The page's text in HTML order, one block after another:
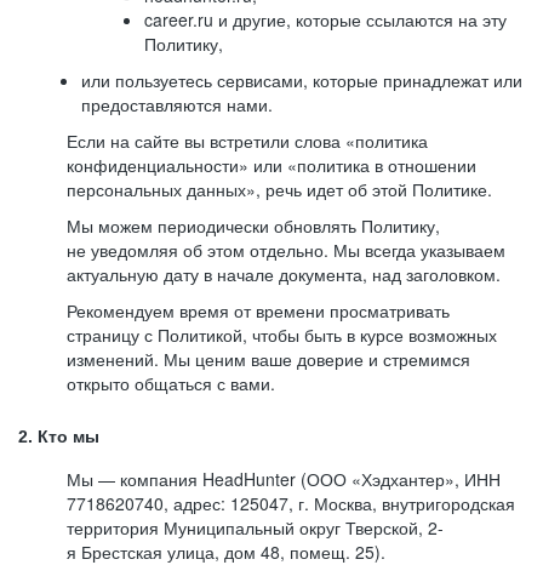
career.ru и другие, которые ссылаются на эту
Политику,
или пользуетесь сервисами, которые принадлежат или
предоставляются нами.
Если на сайте вы встретили слова «политика
конфиденциальности» или «политика в отношении
персональных данных», речь идет об этой Политике.
Мы можем периодически обновлять Политику,
не уведомляя об этом отдельно. Мы всегда указываем
актуальную дату в начале документа, над заголовком.
Рекомендуем время от времени просматривать
страницу с Политикой, чтобы быть в курсе возможных
изменений. Мы ценим ваше доверие и стремимся
открыто общаться с вами.
2. Кто мы
Мы — компания HeadHunter (ООО «Хэдхантер», ИНН
7718620740, адрес: 125047, г. Москва, внутригородская
территория Муниципальный округ Тверской, 2-
я Брестская улица, дом 48, помещ. 25).